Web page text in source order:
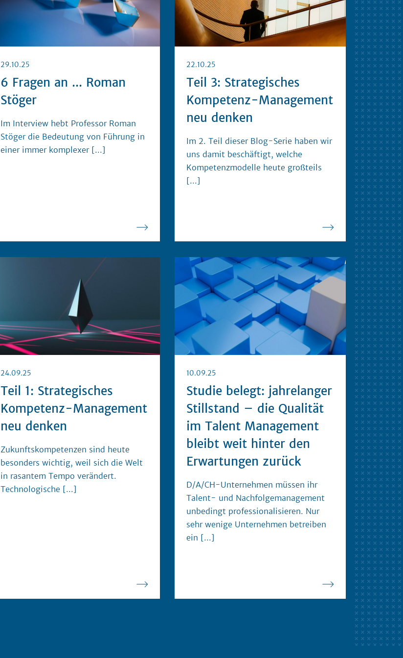
29.10.25
6 Fragen an ... Roman
Stöger
Im Interview hebt Professor Roman
Stöger die Bedeutung von Führung in
einer immer komplexer [...]
22.10.25
Teil 3: Strategisches
Kompetenz-Management
neu denken
Im 2. Teil dieser Blog-Serie haben wir
uns damit beschäftigt, welche
Kompetenzmodelle heute großteils
[...]
24.09.25
Teil 1: Strategisches
Kompetenz-Management
neu denken
Zukunftskompetenzen sind heute
besonders wichtig, weil sich die Welt
in rasantem Tempo verändert.
Technologische [...]
10.09.25
Studie belegt: jahrelanger
Stillstand – die Qualität
im Talent Management
bleibt weit hinter den
Erwartungen zurück
D/A/CH-Unternehmen müssen ihr
Talent- und Nachfolgemanagement
unbedingt professionalisieren. Nur
sehr wenige Unternehmen betreiben
ein [...]